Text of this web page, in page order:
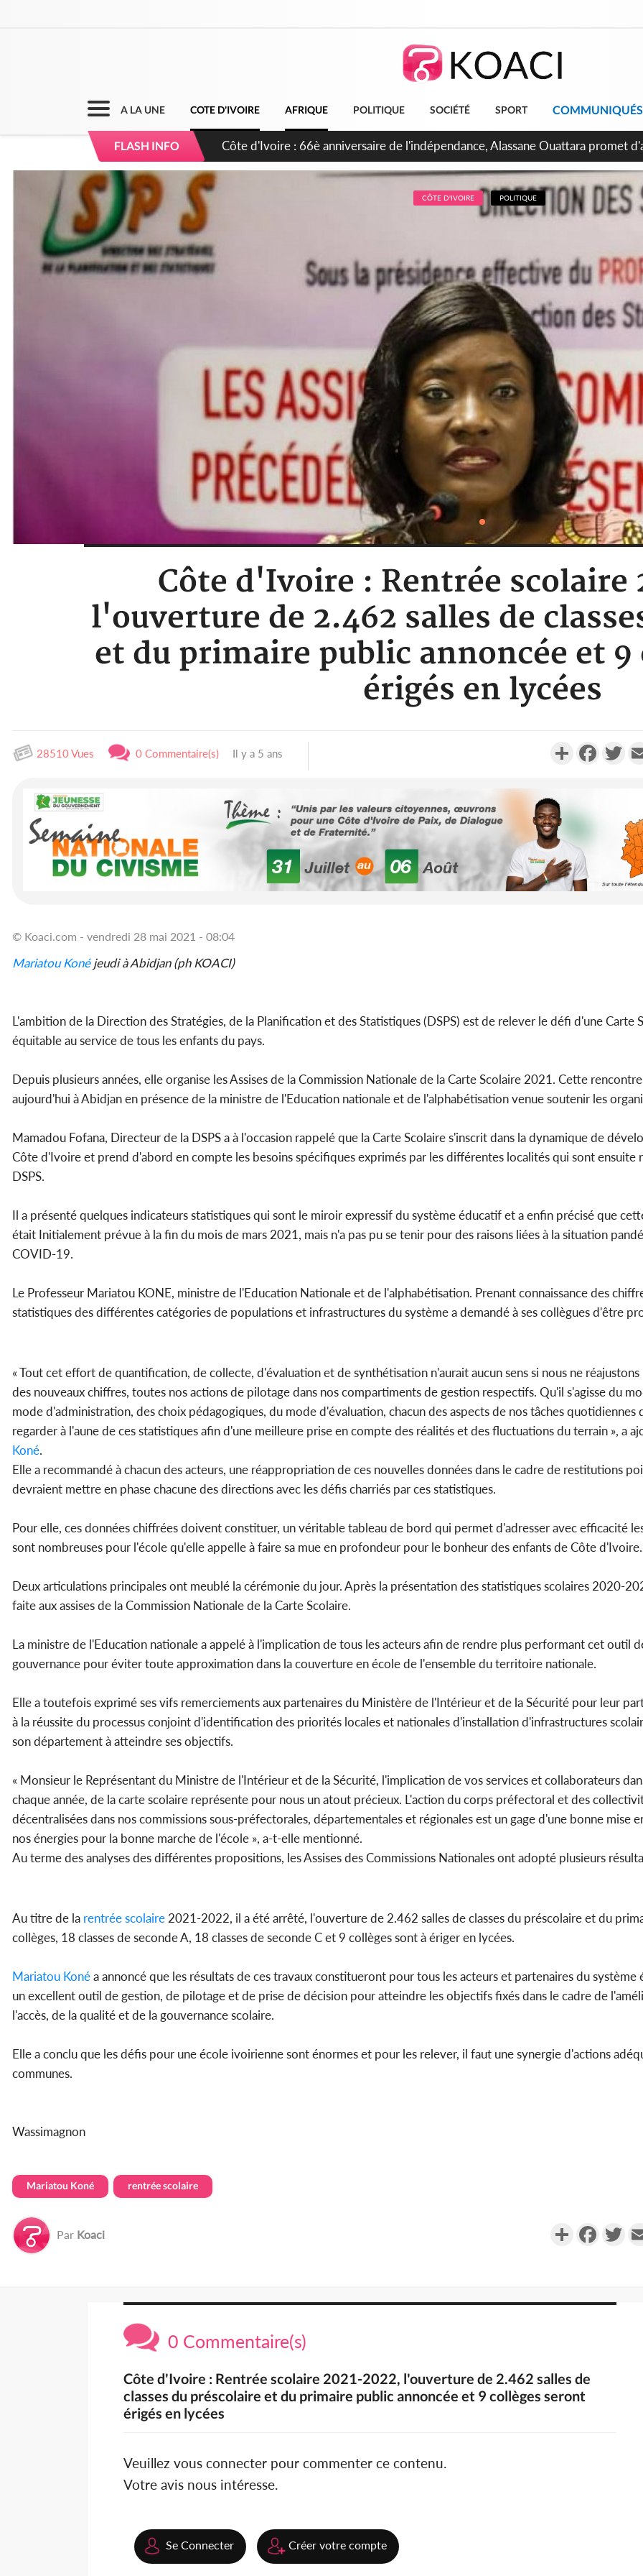
A LA UNE COTE D'IVOIRE AFRIQUE POLITIQUE SOCIÉTÉ SPORT COMMUNIQUÉS
FLASH INFO
Côte d'Ivoire : À Abidjan, Amadou Oury Bah admire le modèle ivoirien et veut
développement de la Guinée
CÔTE D'IVOIRE POLITIQUE
Côte d'Ivoire : Rentrée scolaire
l'ouverture de 2.462 salles de
et du primaire public annoncée et 9
érigés en lycées
28510 Vues 0 Commentaire(s) Il y a 5 ans Partager
© Koaci.com - vendredi 28 mai 2021 - 08:04
Mariatou Konéjeudi à Abidjan (ph KOACI)
L'ambition de la Direction des Stratégies, de la Planification et des Statistiques (DSPS) est de relever le défi d'une Carte
équitable au service de tous les enfants du pays.
Depuis plusieurs années, elle organise les Assises de la Commission Nationale de la Carte Scolaire 2021. Cette
aujourd'hui à Abidjan en présence de la ministre de l'Education nationale et de l'alphabétisation venue soutenir les
Mamadou Fofana, Directeur de la DSPS a à l'occasion rappelé que la Carte Scolaire s'inscrit dans la dynamique de
Côte d'Ivoire et prend d'abord en compte les besoins spécifiques exprimés par les différentes localités qui sont ensuite
DSPS.
Il a présenté quelques indicateurs statistiques qui sont le miroir expressif du système éducatif et a enfin précisé que
était Initialement prévue à la fin du mois de mars 2021, mais n'a pas pu se tenir pour des raisons liées à la situation
COVID-19.
Le Professeur Mariatou KONE, ministre de l'Education Nationale et de l'alphabétisation. Prenant connaissance des
statistiques des différentes catégories de populations et infrastructures du système a demandé à ses collègues d'être
« Tout cet effort de quantification, de collecte, d'évaluation et de synthétisation n'aurait aucun sens si nous ne réajustons
des nouveaux chiffres, toutes nos actions de pilotage dans nos compartiments de gestion respectifs. Qu'il s'agisse du
mode d'administration, des choix pédagogiques, du mode d'évaluation, chacun des aspects de nos tâches quotidiennes
regarder à l'aune de ces statistiques afin d'une meilleure prise en compte des réalités et des fluctuations du terrain », a
Koné.
Elle a recommandé à chacun des acteurs, une réappropriation de ces nouvelles données dans le cadre de restitutions
devraient mettre en phase chacune des directions avec les défis charriés par ces statistiques.
Pour elle, ces données chiffrées doivent constituer, un véritable tableau de bord qui permet d'adresser avec efficacité
sont nombreuses pour l'école qu'elle appelle à faire sa mue en profondeur pour le bonheur des enfants de Côte d'Ivoire.
Deux articulations principales ont meublé la cérémonie du jour. Après la présentation des statistiques scolaires 2020-
faite aux assises de la Commission Nationale de la Carte Scolaire.
La ministre de l'Education nationale a appelé à l'implication de tous les acteurs afin de rendre plus performant cet outil
gouvernance pour éviter toute approximation dans la couverture en école de l'ensemble du territoire nationale.
Elle a toutefois exprimé ses vifs remerciements aux partenaires du Ministère de l'Intérieur et de la Sécurité pour leur
à la réussite du processus conjoint d'identification des priorités locales et nationales d'installation d'infrastructures
son département à atteindre ses objectifs.
« Monsieur le Représentant du Ministre de l'Intérieur et de la Sécurité, l'implication de vos services et collaborateurs
chaque année, de la carte scolaire représente pour nous un atout précieux. L'action du corps préfectoral et des
décentralisées dans nos commissions sous-préfectorales, départementales et régionales est un gage d'une bonne mise
nos énergies pour la bonne marche de l'école », a-t-elle mentionné.
Au terme des analyses des différentes propositions, les Assises des Commissions Nationales ont adopté plusieurs
Au titre de la rentrée scolaire 2021-2022, il a été arrêté, l'ouverture de 2.462 salles de classes du préscolaire et du
collèges, 18 classes de seconde A, 18 classes de seconde C et 9 collèges sont à ériger en lycées.
Mariatou Konéa annoncé que les résultats de ces travaux constitueront pour tous les acteurs et partenaires du
un excellent outil de gestion, de pilotage et de prise de décision pour atteindre les objectifs fixés dans le cadre de
l'accès, de la qualité et de la gouvernance scolaire.
Elle a conclu que les défis pour une école ivoirienne sont énormes et pour les relever, il faut une synergie d'actions
communes.
Wassimagnon
Mariatou Koné rentrée scolaire
Par Koaci Partager
Côte
la
conseiller
0 Commentaire(s)
Côte d'Ivoire : Rentrée scolaire 2021-2022, l'ouverture de 2.462 salles de
classes du préscolaire et du primaire public annoncée et 9 collèges seront
érigés en lycées
Veuillez vous connecter pour commenter ce contenu.
Votre avis nous intéresse.
Se Connecter Créer votre compte